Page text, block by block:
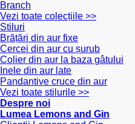
Branch
Vezi toate colecțiile >>
Stiluri
Brățări din aur fixe
Cercei din aur cu șurub
Colier din aur la baza gâtului
Inele din aur late
Pandantive cruce din aur
Vezi toate stilurile >>
Despre noi
Lumea Lemons and Gin